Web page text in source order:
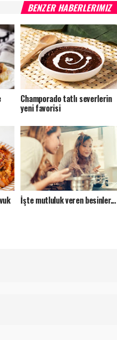
BENZER HABERLERIMIZ
Champorado tatlı severlerin
yeni favorisi
İşte mutluluk veren besinler...